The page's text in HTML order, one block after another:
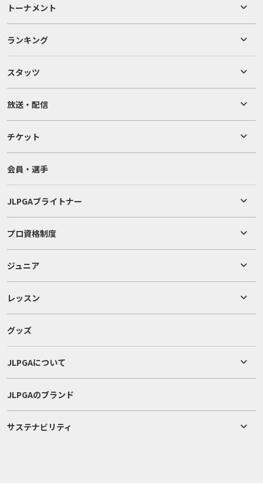
トーナメント
ランキング
スタッツ
放送・配信
チケット
会員・選手
JLPGAブライトナー
プロ資格制度
ジュニア
レッスン
グッズ
JLPGAについて
JLPGAのブランド
サステナビリティ